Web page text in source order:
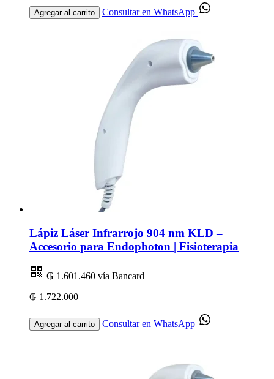
Agregar al carrito Consultar en WhatsApp
Lápiz Láser Infrarrojo 904 nm KLD –
Accesorio para Endophoton | Fisioterapia
₲ 1.601.460 vía Bancard
₲ 1.722.000
Agregar al carrito Consultar en WhatsApp